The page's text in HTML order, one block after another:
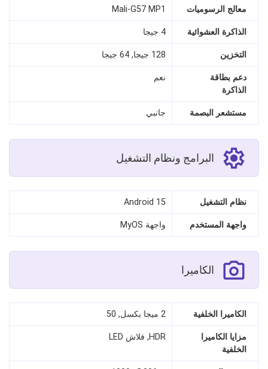
معالج الرسوميات Mali-G57 MP1
الذاكرة العشوائية 4 جيجا
التخزين 128 جيجا, 64 جيجا
دعم بطاقة
الذاكرة
نعم
مستشعر البصمة جانبي
البرامج ونظام التشغيل
نظام التشغيل Android 15
واجهة المستخدم واجهة MyOS
الكاميرا
الكاميرا الخلفية 2 ميجا بكسل, 50
مزايا الكاميرا
الخلفية
HDR, فلاش LED